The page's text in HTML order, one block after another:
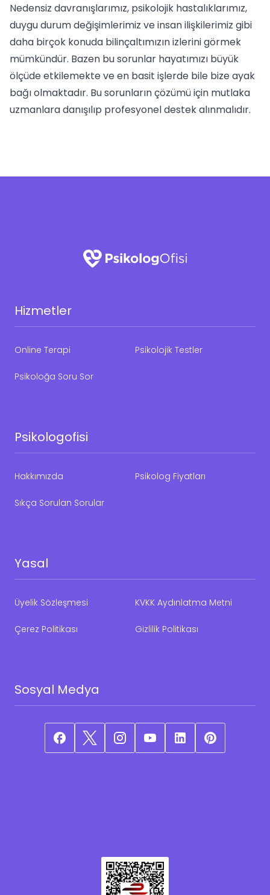
Nedensiz davranışlarımız, psikolojik hastalıklarımız,
duygu durum değişimlerimiz ve insan ilişkilerimiz gibi
daha birçok konuda bilinçaltımızın izlerini görmek
mümkündür. Bazen bu sorunlar hayatımızı büyük
ölçüde etkilemekte ve en basit işlerde bile bize ayak
bağı olmaktadır. Bu sorunların çözümü için mutlaka
uzmanlara danışılıp profesyonel destek alınmalıdır.
Hizmetler
Online Terapi Psikolojik Testler
Psikoloğa Soru Sor
Psikologofisi
Hakkımızda Psikolog Fiyatları
Sıkça Sorulan Sorular
Yasal
Üyelik Sözleşmesi KVKK Aydınlatma Metni
Çerez Politikası Gizlilik Politikası
Sosyal Medya